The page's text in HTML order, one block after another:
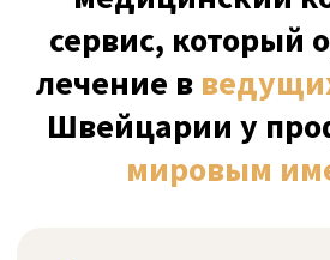
Мы знакомы лично с ведущими
мировыми специалистами
Швейцарии
Прямые цены